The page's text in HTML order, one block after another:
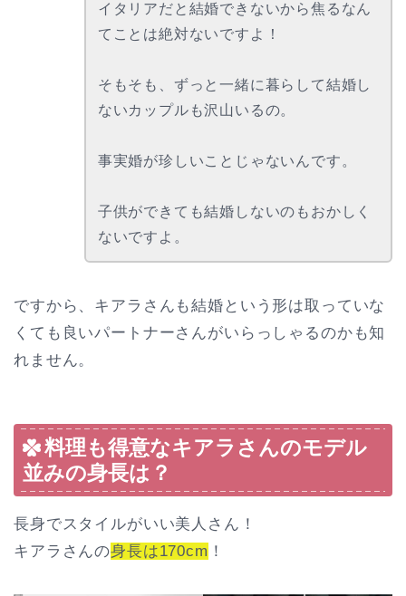
イタリアだと結婚できないから焦るなん
てことは絶対ないですよ！
そもそも、ずっと一緒に暮らして結婚し
ないカップルも沢山いるの。
事実婚が珍しいことじゃないんです。
子供ができても結婚しないのもおかしく
ないですよ。
ですから、キアラさんも結婚という形は取っていな
くても良いパートナーさんがいらっしゃるのかも知
れません。
料理も得意なキアラさんのモデル
並みの身長は？
長身でスタイルがいい美人さん！
キアラさんの身長は170cm ！